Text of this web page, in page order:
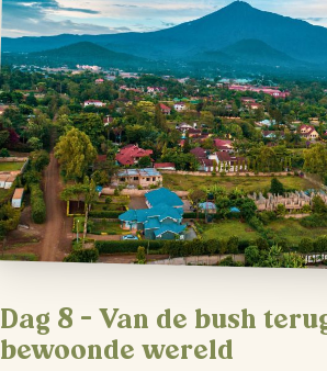
Dag 8 – Van de bush
bewoonde wereld